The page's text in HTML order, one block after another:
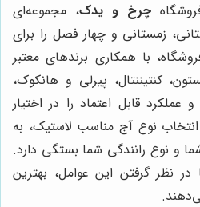
چرخ و یدک، مجموعه‌ای
زمستانی و چهار فصل را برای
با همکاری برندهای معتبر
کنتیننتال، پیرلی و هانکوک،
عملکرد قابل اعتماد را در اختیار
نوع آج مناسب لاستیک، به
و نوع رانندگی شما بستگی دارد.
در نظر گرفتن این عوامل، بهترین